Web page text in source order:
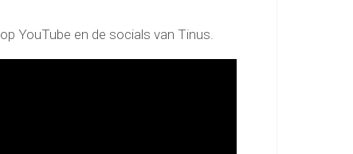
YouTube en de socials van Tinus.